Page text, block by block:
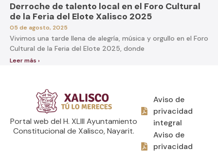
Derroche de talento local en el Foro Cultural
de la Feria del Elote Xalisco 2025
05 de agosto, 2025
Vivimos una tarde llena de alegría, música y orgullo en el Foro
Cultural de la Feria del Elote 2025, donde
Leer más ›
Portal web del H. XLIII Ayuntamiento
Constitucional de Xalisco, Nayarit.
Aviso de
privacidad
integral
Aviso de
privacidad